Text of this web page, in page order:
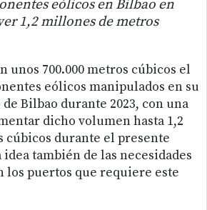
eólicos en Bilbao en
1,2 millones de metros
unos 700.000 metros cúbicos el
eólicos manipulados en su
Bilbao durante 2023, con una
dicho volumen hasta 1,2
cúbicos durante el presente
también de las necesidades
los puertos que requiere este